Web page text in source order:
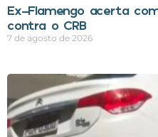
Ex-Flamengo acerta
contra o CRB
7 de agosto de 2026